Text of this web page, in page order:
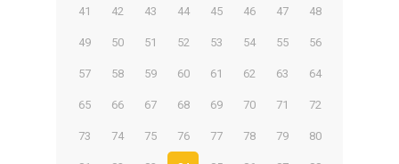
41 42 43 44 45 46 47 48
49 50 51 52 53 54 55 56
57 58 59 60 61 62 63 64
65 66 67 68 69 70 71 72
73 74 75 76 77 78 79 80